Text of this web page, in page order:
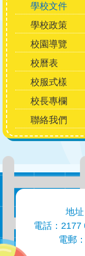
學校文件
學校政策
校園導覽
校曆表
校服式樣
校長專欄
聯絡我們
地
電話：2177
電郵：